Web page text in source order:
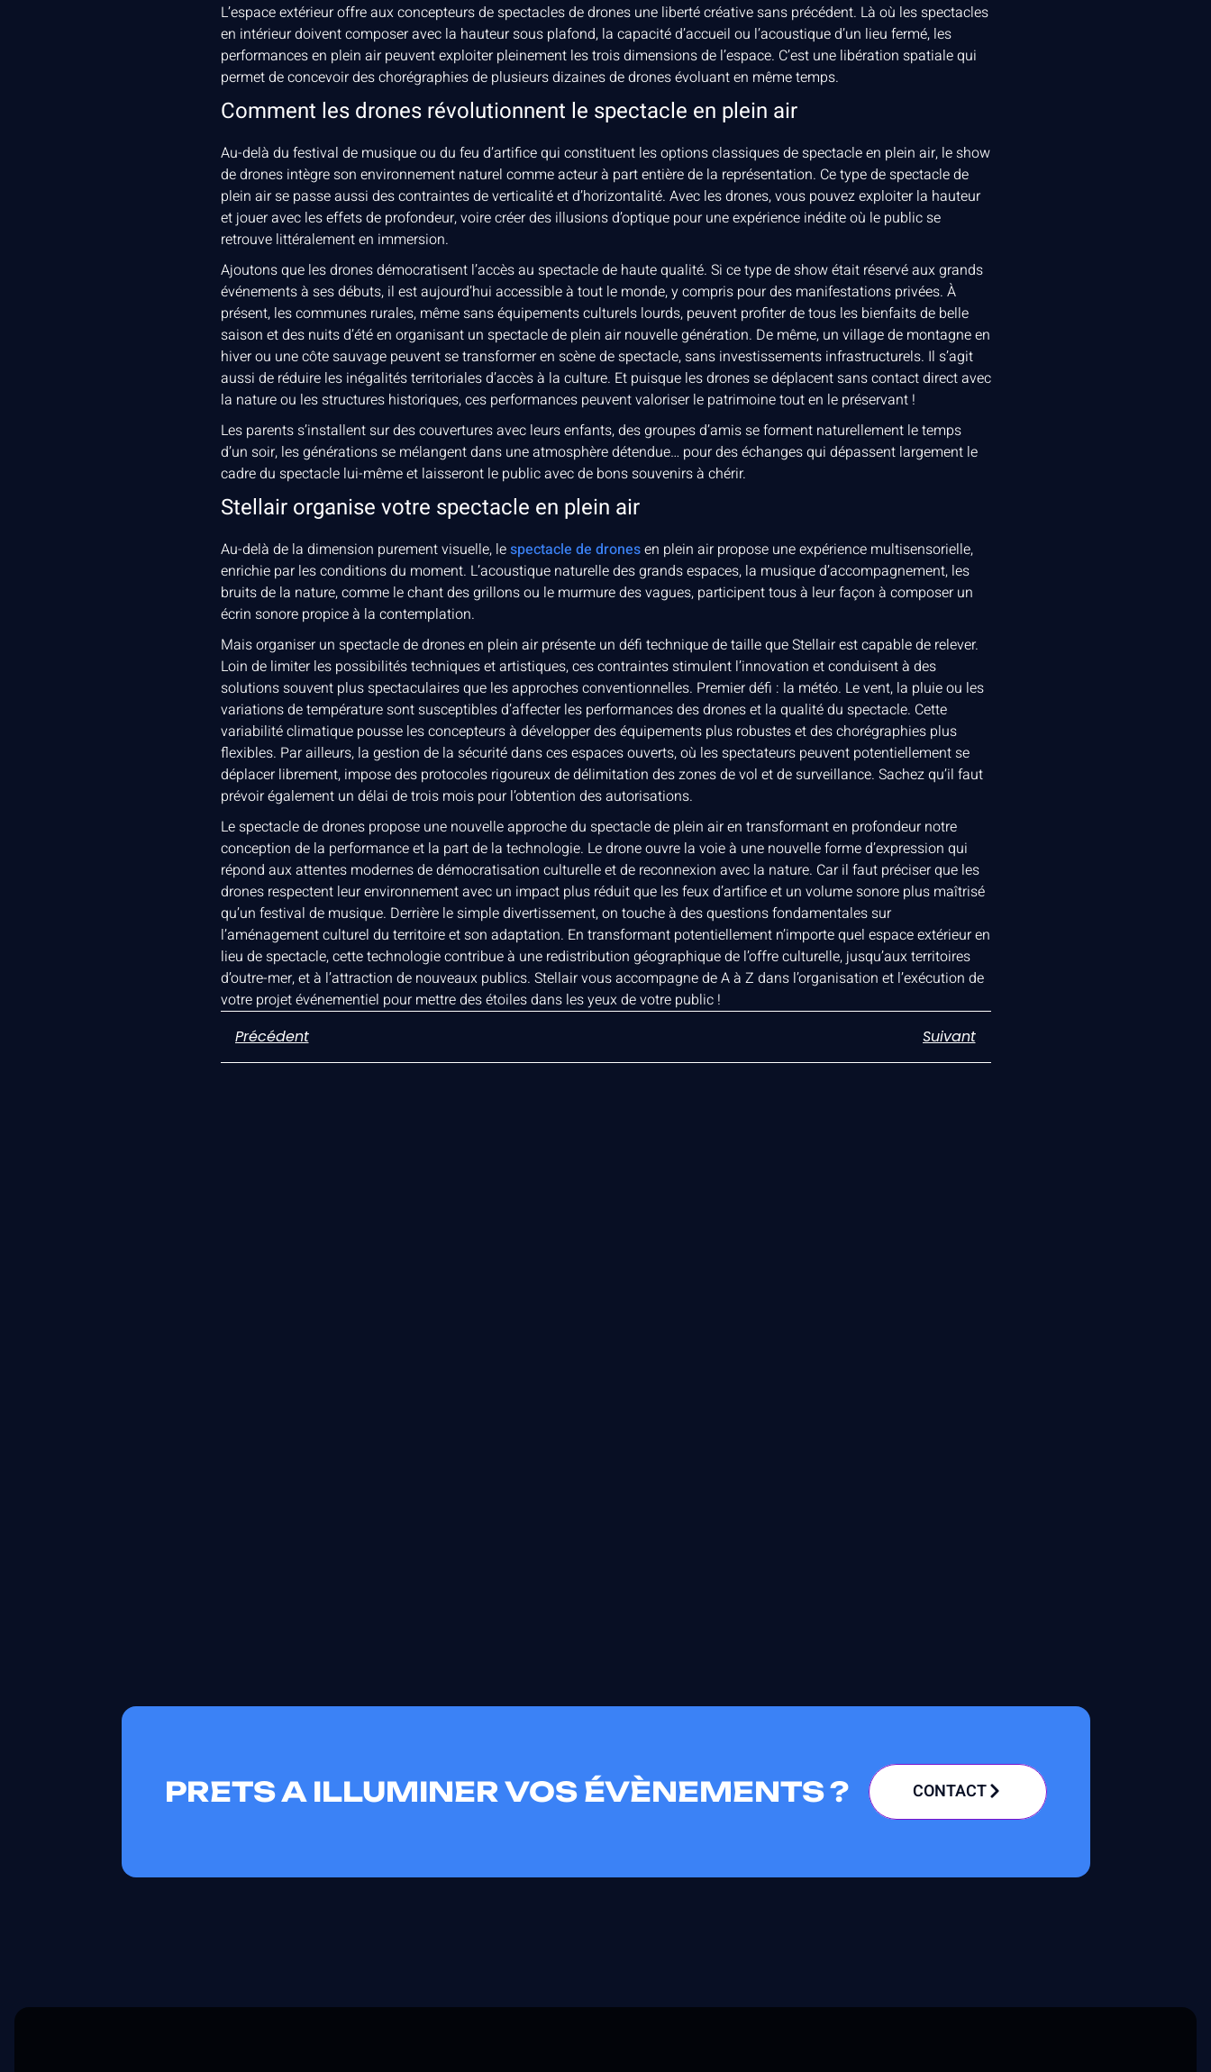
L’espace extérieur offre aux concepteurs de spectacles de drones une liberté créative sans précédent. Là où les spectacles
en intérieur doivent composer avec la hauteur sous plafond, la capacité d’accueil ou l’acoustique d’un lieu fermé, les
performances en plein air peuvent exploiter pleinement les trois dimensions de l’espace. C’est une libération spatiale qui
permet de concevoir des chorégraphies de plusieurs dizaines de drones évoluant en même temps.
Comment les drones révolutionnent le spectacle en plein air
Au-delà du festival de musique ou du feu d’artifice qui constituent les options classiques de spectacle en plein air, le show
de drones intègre son environnement naturel comme acteur à part entière de la représentation. Ce type de spectacle de
plein air se passe aussi des contraintes de verticalité et d’horizontalité. Avec les drones, vous pouvez exploiter la hauteur
et jouer avec les effets de profondeur, voire créer des illusions d’optique pour une expérience inédite où le public se
retrouve littéralement en immersion.
Ajoutons que les drones démocratisent l’accès au spectacle de haute qualité. Si ce type de show était réservé aux grands
événements à ses débuts, il est aujourd’hui accessible à tout le monde, y compris pour des manifestations privées. À
présent, les communes rurales, même sans équipements culturels lourds, peuvent profiter de tous les bienfaits de belle
saison et des nuits d’été en organisant un spectacle de plein air nouvelle génération. De même, un village de montagne en
hiver ou une côte sauvage peuvent se transformer en scène de spectacle, sans investissements infrastructurels. Il s’agit
aussi de réduire les inégalités territoriales d’accès à la culture. Et puisque les drones se déplacent sans contact direct avec
la nature ou les structures historiques, ces performances peuvent valoriser le patrimoine tout en le préservant !
Les parents s’installent sur des couvertures avec leurs enfants, des groupes d’amis se forment naturellement le temps
d’un soir, les générations se mélangent dans une atmosphère détendue… pour des échanges qui dépassent largement le
cadre du spectacle lui-même et laisseront le public avec de bons souvenirs à chérir.
Stellair organise votre spectacle en plein air
Au-delà de la dimension purement visuelle, lespectacle de dronesen plein air propose une expérience multisensorielle,
enrichie par les conditions du moment. L’acoustique naturelle des grands espaces, la musique d’accompagnement, les
bruits de la nature, comme le chant des grillons ou le murmure des vagues, participent tous à leur façon à composer un
écrin sonore propice à la contemplation.
Mais organiser un spectacle de drones en plein air présente un défi technique de taille que Stellair est capable de relever.
Loin de limiter les possibilités techniques et artistiques, ces contraintes stimulent l’innovation et conduisent à des
solutions souvent plus spectaculaires que les approches conventionnelles. Premier défi : la météo. Le vent, la pluie ou les
variations de température sont susceptibles d’affecter les performances des drones et la qualité du spectacle. Cette
variabilité climatique pousse les concepteurs à développer des équipements plus robustes et des chorégraphies plus
flexibles. Par ailleurs, la gestion de la sécurité dans ces espaces ouverts, où les spectateurs peuvent potentiellement se
déplacer librement, impose des protocoles rigoureux de délimitation des zones de vol et de surveillance. Sachez qu’il faut
prévoir également un délai de trois mois pour l’obtention des autorisations.
Le spectacle de drones propose une nouvelle approche du spectacle de plein air en transformant en profondeur notre
conception de la performance et la part de la technologie. Le drone ouvre la voie à une nouvelle forme d’expression qui
répond aux attentes modernes de démocratisation culturelle et de reconnexion avec la nature. Car il faut préciser que les
drones respectent leur environnement avec un impact plus réduit que les feux d’artifice et un volume sonore plus maîtrisé
qu’un festival de musique. Derrière le simple divertissement, on touche à des questions fondamentales sur
l’aménagement culturel du territoire et son adaptation. En transformant potentiellement n’importe quel espace extérieur en
lieu de spectacle, cette technologie contribue à une redistribution géographique de l’offre culturelle, jusqu’aux territoires
d’outre-mer, et à l’attraction de nouveaux publics. Stellair vous accompagne de A à Z dans l’organisation et l’exécution de
votre projet événementiel pour mettre des étoiles dans les yeux de votre public !
Précédent Suivant
PRETS A ILLUMINER VOS ÉVÈNEMENTS ? CONTACT